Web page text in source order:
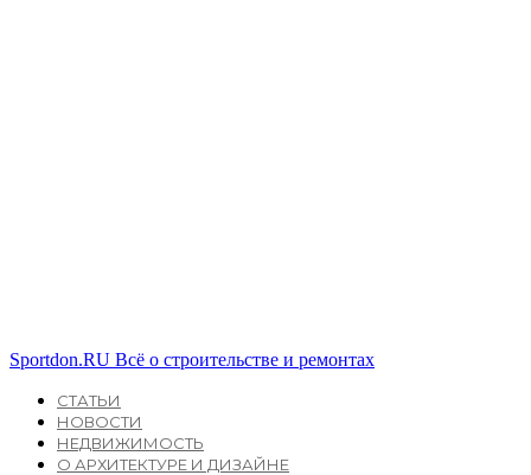
Sportdon.RU Всё о строительстве и ремонтах
СТАТЬИ
НОВОСТИ
НЕДВИЖИМОСТЬ
О АРХИТЕКТУРЕ И ДИЗАЙНЕ